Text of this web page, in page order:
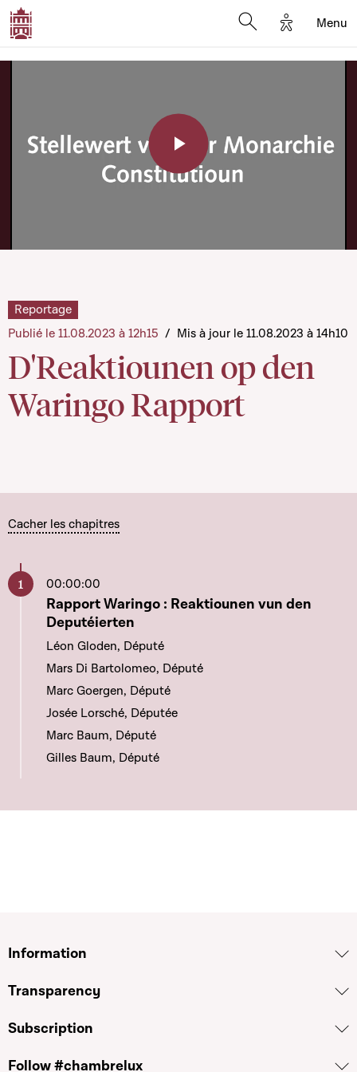
Options
Menu
Play
D'Reaktiounen op den
Waringo Rapport
Reportage
Publié le 11.08.2023 à 12h15 / Mis à jour le 11.08.2023 à 14h10
Cacher les chapitres
00:00:00
Aller à ce chapitre
Rapport Waringo : Reaktiounen vun den
Deputéierten
Léon Gloden, Député
Mars Di Bartolomeo, Député
Marc Goergen, Député
Josée Lorsché, Députée
Marc Baum, Député
Gilles Baum, Député
Information
Transparency
Subscription
Follow #chambrelux